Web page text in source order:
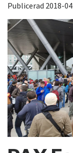
Publicerad 2018-